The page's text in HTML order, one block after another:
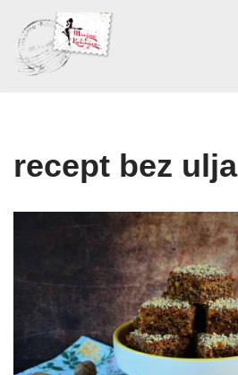
Skoči
na
recept bez ulja